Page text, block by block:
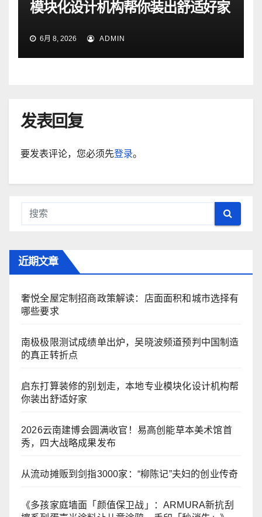
模块化设计机构帮你装出舒适好家
6月 8, 2026 ADMIN
发表回复
要发表评论，您必须先登录。
近期文章
奢悦全屋定制招商政策解读：店面面积和城市选择有
哪些要求
南极极限测试成绩单出炉，吴晓波频道预判中国制造
的真正转折点
启东打算装修的别划走，本地专业模块化设计机构帮
你装出舒适好家
2026云南建博会圆满收官！易高创能草本美术馆首
秀，四大战略成果发布
从流动摊贩到剑指3000家：“柳陈记”夫妇的创业传奇
《多孩家庭墙面「颜值保卫战」：ARMURA新抗刮